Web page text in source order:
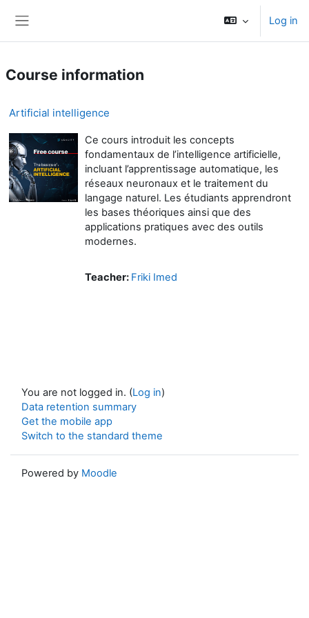
Log in
Course information
Artificial intelligence
Ce cours introduit les concepts
fondamentaux de l’intelligence artificielle,
incluant l’apprentissage automatique, les
réseaux neuronaux et le traitement du
langage naturel. Les étudiants apprendront
les bases théoriques ainsi que des
applications pratiques avec des outils
modernes.
Teacher: Friki Imed
You are not logged in. (Log in)
Data retention summary
Get the mobile app
Switch to the standard theme
Powered by Moodle